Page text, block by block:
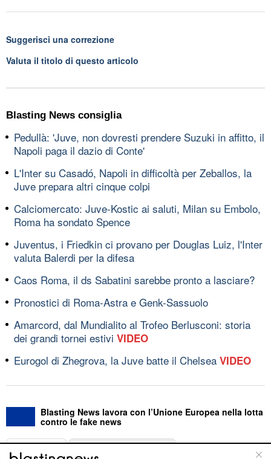
Suggerisci una correzione
Valuta il titolo di questo articolo
Blasting News consiglia
Pedullà: 'Juve, non dovresti prendere Suzuki in affitto, il
Napoli paga il dazio di Conte'
L'Inter su Casadó, Napoli in difficoltà per Zeballos, la
Juve prepara altri cinque colpi
Calciomercato: Juve-Kostic ai saluti, Milan su Embolo,
Roma ha sondato Spence
Juventus, i Friedkin ci provano per Douglas Luiz, l'Inter
valuta Balerdi per la difesa
Caos Roma, il ds Sabatini sarebbe pronto a lasciare?
Pronostici di Roma-Astra e Genk-Sassuolo
Amarcord, dal Mundialito al Trofeo Berlusconi: storia
dei grandi tornei estivi VIDEO
Eurogol di Zhegrova, la Juve batte il Chelsea VIDEO
Blasting News lavora con l’Unione Europea nella lotta
contro le fake news
ABOUT